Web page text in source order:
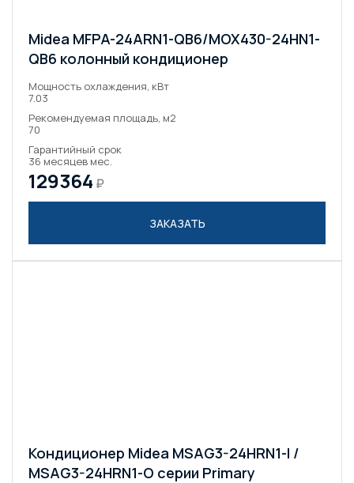
Кондиционер Midea MSAG3-24HRN1-I /
MSAG3-24HRN1-O серии Primary
Midea MFPA-24ARN1-QB6/MOX430-24HN1-
QB6 колонный кондиционер
Мощность охлаждения, кВт
7.03
Рекомендуемая площадь, м2
70
Гарантийный срок
36 месяцев мес.
129364 ₽
ЗАКАЗАТЬ